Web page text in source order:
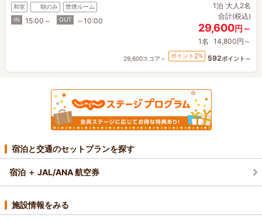
和室 朝のみ
禁煙ルーム
IN
15:00～ OUT ～10:00
1泊 大人2名
合計(税込)
29,600円～
1名 14,800円～
29,600スコア～ ポイント 2% 592ポイント～
宿泊と交通のセットプランを探す
宿泊 ＋ JAL/ANA 航空券
施設情報をみる